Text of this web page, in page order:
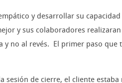
y desarrollar su
y sus colaboradores
no al revés. El primer paso
sesión de cierre, el cliente